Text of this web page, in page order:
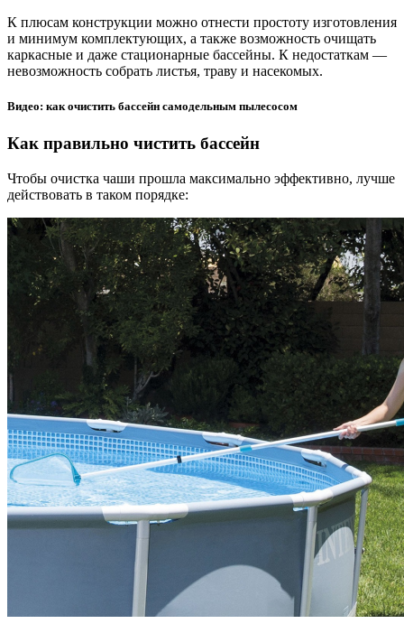
К плюсам конструкции можно отнести простоту изготовления
и минимум комплектующих, а также возможность очищать
каркасные и даже стационарные бассейны. К недостаткам —
невозможность собрать листья, траву и насекомых.
Видео: как очистить бассейн самодельным пылесосом
Как правильно чистить бассейн
Чтобы очистка чаши прошла максимально эффективно, лучше
действовать в таком порядке: